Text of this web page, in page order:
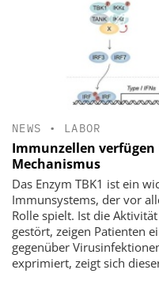
NEWS • LABOR
Immunzellen verfügen
Mechanismus
Das Enzym TBK1 ist ein
Immunsystems, der vor
Rolle spielt. Ist die
gestört, zeigen Patienten
gegenüber
exprimiert, zeigt sich